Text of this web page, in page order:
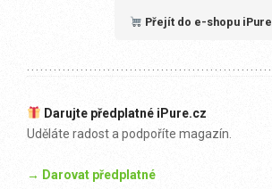
Přejít do e-shopu iPure
Darujte předplatné iPure.cz
Uděláte radost a podpoříte magazín.
→ Darovat předplatné